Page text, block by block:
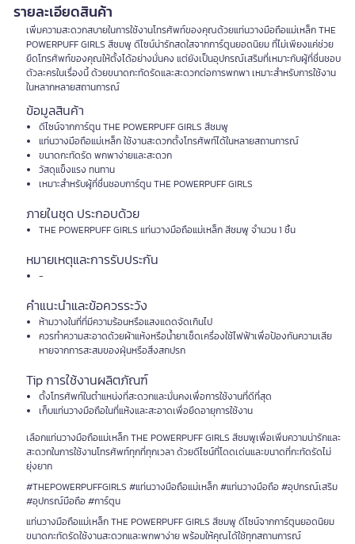
รายละเอียดสินค้า
เพิ่มความสะดวกสบายในการใช้งานโทรศัพท์ของคุณด้วยแท่นวางมือถือแม่เหล็ก THE
POWERPUFF GIRLS สีชมพู ดีไซน์น่ารักสดใสจากการ์ตูนยอดนิยม ที่ไม่เพียงแค่ช่วย
ยึดโทรศัพท์ของคุณให้ตั้งได้อย่างมั่นคง แต่ยังเป็นอุปกรณ์เสริมที่เหมาะกับผู้ที่ชื่นชอบ
ตัวละครในเรื่องนี้ ด้วยขนาดกะทัดรัดและสะดวกต่อการพกพา เหมาะสำหรับการใช้งาน
ในหลากหลายสถานการณ์
ข้อมูลสินค้า
ดีไซน์จากการ์ตูน THE POWERPUFF GIRLS สีชมพู
แท่นวางมือถือแม่เหล็ก ใช้งานสะดวกตั้งโทรศัพท์ได้ในหลายสถานการณ์
ขนาดกะทัดรัด พกพาง่ายและสะดวก
วัสดุแข็งแรง ทนทาน
เหมาะสำหรับผู้ที่ชื่นชอบการ์ตูน THE POWERPUFF GIRLS
ภายในชุด ประกอบด้วย
THE POWERPUFF GIRLS แท่นวางมือถือแม่เหล็ก สีชมพู จำนวน 1 ชิ้น
หมายเหตุและการรับประกัน
-
คำแนะนำและข้อควรระวัง
ห้ามวางในที่ที่มีความร้อนหรือแสงแดดจัดเกินไป
ควรทำความสะอาดด้วยผ้าแห้งหรือน้ำยาเช็ดเครื่องใช้ไฟฟ้าเพื่อป้องกันความเสีย
หายจากการสะสมของฝุ่นหรือสิ่งสกปรก
Tip การใช้งานผลิตภัณฑ์
ตั้งโทรศัพท์ในตำแหน่งที่สะดวกและมั่นคงเพื่อการใช้งานที่ดีที่สุด
เก็บแท่นวางมือถือในที่แห้งและสะอาดเพื่อยืดอายุการใช้งาน
เลือกแท่นวางมือถือแม่เหล็ก THE POWERPUFF GIRLS สีชมพูเพื่อเพิ่มความน่ารักและ
สะดวกในการใช้งานโทรศัพท์ทุกที่ทุกเวลา ด้วยดีไซน์ที่โดดเด่นและขนาดที่กะทัดรัดไม่
ยุ่งยาก
#THEPOWERPUFFGIRLS #แท่นวางมือถือแม่เหล็ก #แท่นวางมือถือ #อุปกรณ์เสริม
#อุปกรณ์มือถือ #การ์ตูน
แท่นวางมือถือแม่เหล็ก THE POWERPUFF GIRLS สีชมพู ดีไซน์จากการ์ตูนยอดนิยม
ขนาดกะทัดรัดใช้งานสะดวกและพกพาง่าย พร้อมให้คุณได้ใช้ทุกสถานการณ์